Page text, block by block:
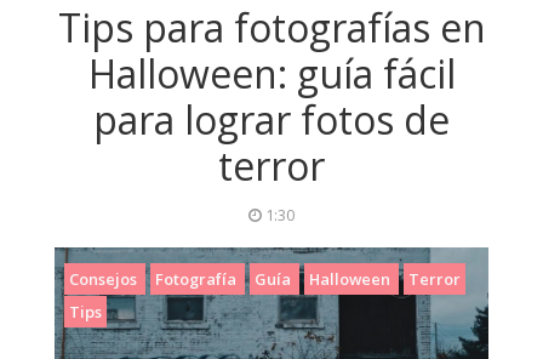
Tips para fotografías en
Halloween: guía fácil
para lograr fotos de
terror
1:30
Consejos Fotografía Guía Halloween
Terror
Tips